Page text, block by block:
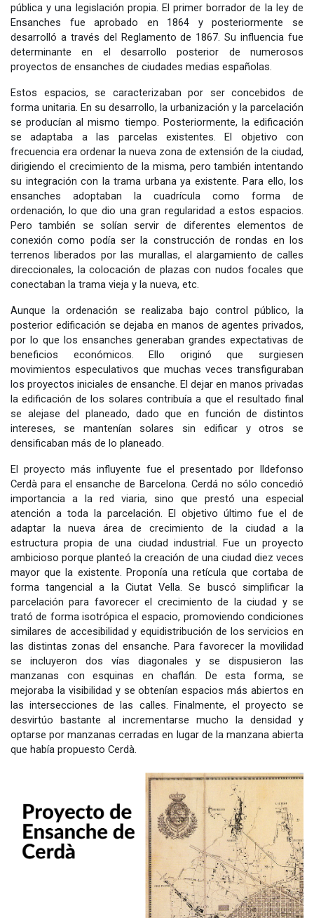
pública y una legislación propia. El primer borrador de la ley de
Ensanches fue aprobado en 1864 y posteriormente se
desarrolló a través del Reglamento de 1867. Su influencia fue
determinante en el desarrollo posterior de numerosos
proyectos de ensanches de ciudades medias españolas.
Estos espacios, se caracterizaban por ser concebidos de
forma unitaria. En su desarrollo, la urbanización y la parcelación
se producían al mismo tiempo. Posteriormente, la edificación
se adaptaba a las parcelas existentes. El objetivo con
frecuencia era ordenar la nueva zona de extensión de la ciudad,
dirigiendo el crecimiento de la misma, pero también intentando
su integración con la trama urbana ya existente. Para ello, los
ensanches adoptaban la cuadrícula como forma de
ordenación, lo que dio una gran regularidad a estos espacios.
Pero también se solían servir de diferentes elementos de
conexión como podía ser la construcción de rondas en los
terrenos liberados por las murallas, el alargamiento de calles
direccionales, la colocación de plazas con nudos focales que
conectaban la trama vieja y la nueva, etc.
Aunque la ordenación se realizaba bajo control público, la
posterior edificación se dejaba en manos de agentes privados,
por lo que los ensanches generaban grandes expectativas de
beneficios económicos. Ello originó que surgiesen
movimientos especulativos que muchas veces transfiguraban
los proyectos iniciales de ensanche. El dejar en manos privadas
la edificación de los solares contribuía a que el resultado final
se alejase del planeado, dado que en función de distintos
intereses, se mantenían solares sin edificar y otros se
densificaban más de lo planeado.
El proyecto más influyente fue el presentado por Ildefonso
Cerdà para el ensanche de Barcelona. Cerdá no sólo concedió
importancia a la red viaria, sino que prestó una especial
atención a toda la parcelación. El objetivo último fue el de
adaptar la nueva área de crecimiento de la ciudad a la
estructura propia de una ciudad industrial. Fue un proyecto
ambicioso porque planteó la creación de una ciudad diez veces
mayor que la existente. Proponía una retícula que cortaba de
forma tangencial a la Ciutat Vella. Se buscó simplificar la
parcelación para favorecer el crecimiento de la ciudad y se
trató de forma isotrópica el espacio, promoviendo condiciones
similares de accesibilidad y equidistribución de los servicios en
las distintas zonas del ensanche. Para favorecer la movilidad
se incluyeron dos vías diagonales y se dispusieron las
manzanas con esquinas en chaflán. De esta forma, se
mejoraba la visibilidad y se obtenían espacios más abiertos en
las intersecciones de las calles. Finalmente, el proyecto se
desvirtúo bastante al incrementarse mucho la densidad y
optarse por manzanas cerradas en lugar de la manzana abierta
que había propuesto Cerdà.